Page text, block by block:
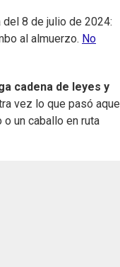
8 de julio de 2024:
al almuerzo. No
cadena de leyes y
vez lo que pasó aquel
o un caballo en ruta